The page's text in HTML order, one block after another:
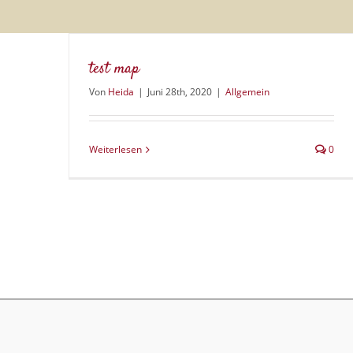
test map
Von Heida | Juni 28th, 2020 | Allgemein
Weiterlesen 0